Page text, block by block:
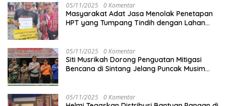
05/11/2025 0 Komentar
Masyarakat Adat Jasa Menolak Penetapan
HPT yang Tumpang Tindih dengan Lahan
05/11/2025 0 Komentar
Siti Musrikah Dorong Penguatan Mitigasi
Bencana di Sintang Jelang Puncak Musim
05/11/2025 0 Komentar